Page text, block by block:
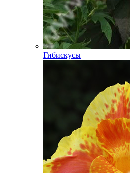
Гибискусы